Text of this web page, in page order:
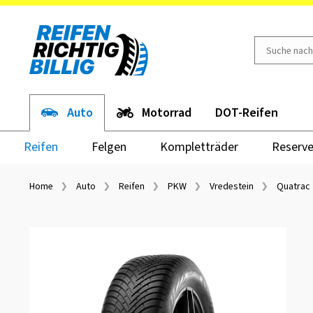
Auto
Reifen
Felgen Kompletträder
Motorrad DOT-Reifen
Home Auto Reifen PKW Vredestein Quatrac